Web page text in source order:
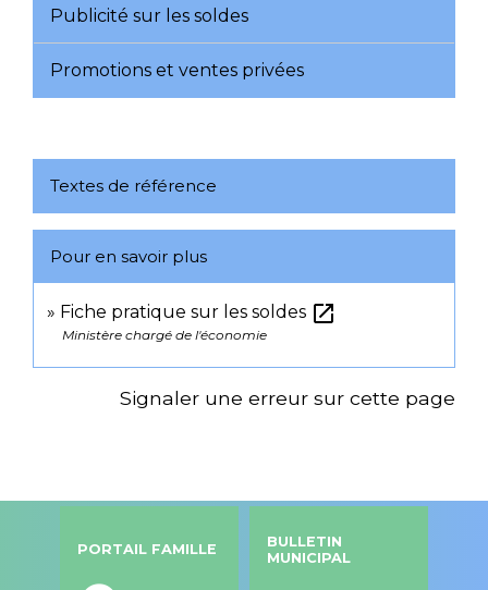
Publicité sur les soldes
Promotions et ventes privées
Textes de référence
Pour en savoir plus
Fiche pratique sur les soldes open_in_new
Ministère chargé de l'économie
Signaler une erreur sur cette page
PORTAIL FAMILLE
BULLETIN
MUNICIPAL